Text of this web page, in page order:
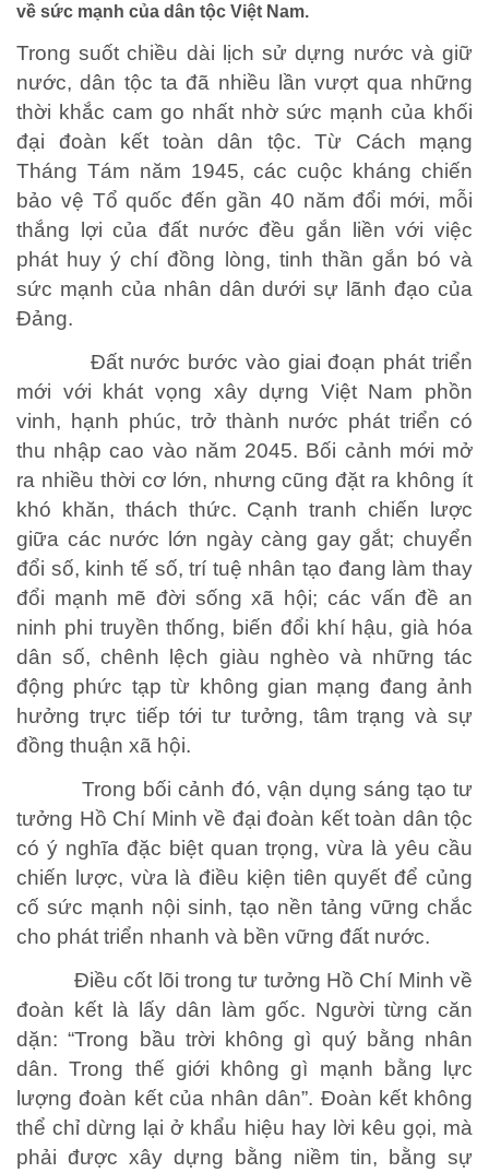
HOẠT ĐỘNG NHÂN ĐẠO
Hoạt động Chữ Thập đỏ
Hoạt động nhân đạo cả nước
CHÍNH SÁCH AN SINH
Giảm nghèo bền vững
Xây dựng Nông thôn mới
Bảo hiểm xã hội - Bảo hiểm y tế
về sức mạnh của dân tộc Việt Nam.
Trong suốt chiều dài lịch sử dựng nước và giữ
nước, dân tộc ta đã nhiều lần vượt qua những
thời khắc cam go nhất nhờ sức mạnh của khối
đại đoàn kết toàn dân tộc. Từ Cách mạng
Tháng Tám năm 1945, các cuộc kháng chiến
bảo vệ Tổ quốc đến gần 40 năm đổi mới, mỗi
thắng lợi của đất nước đều gắn liền với việc
phát huy ý chí đồng lòng, tinh thần gắn bó và
sức mạnh của nhân dân dưới sự lãnh đạo của
Đảng.
Đất nước bước vào giai đoạn phát triển
mới với khát vọng xây dựng Việt Nam phồn
vinh, hạnh phúc, trở thành nước phát triển có
thu nhập cao vào năm 2045. Bối cảnh mới mở
ra nhiều thời cơ lớn, nhưng cũng đặt ra không ít
khó khăn, thách thức. Cạnh tranh chiến lược
giữa các nước lớn ngày càng gay gắt; chuyển
đổi số, kinh tế số, trí tuệ nhân tạo đang làm thay
đổi mạnh mẽ đời sống xã hội; các vấn đề an
ninh phi truyền thống, biến đổi khí hậu, già hóa
dân số, chênh lệch giàu nghèo và những tác
động phức tạp từ không gian mạng đang ảnh
hưởng trực tiếp tới tư tưởng, tâm trạng và sự
đồng thuận xã hội.
Trong bối cảnh đó, vận dụng sáng tạo tư
tưởng Hồ Chí Minh về đại đoàn kết toàn dân tộc
có ý nghĩa đặc biệt quan trọng, vừa là yêu cầu
chiến lược, vừa là điều kiện tiên quyết để củng
cố sức mạnh nội sinh, tạo nền tảng vững chắc
cho phát triển nhanh và bền vững đất nước.
Điều cốt lõi trong tư tưởng Hồ Chí Minh về
đoàn kết là lấy dân làm gốc. Người từng căn
dặn: “Trong bầu trời không gì quý bằng nhân
dân. Trong thế giới không gì mạnh bằng lực
lượng đoàn kết của nhân dân”. Đoàn kết không
thể chỉ dừng lại ở khẩu hiệu hay lời kêu gọi, mà
phải được xây dựng bằng niềm tin, bằng sự